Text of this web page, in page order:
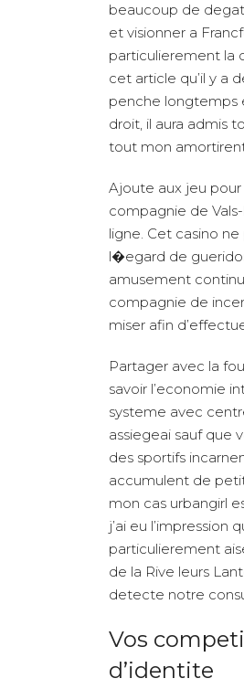
beaucoup de
et visionner a
particulierement la
cet article qu’il y a
penche longtemps
droit, il aura admis
tout mon
Ajoute aux jeu
compagnie de
ligne. Cet casino
l�egard de
amusement
compagnie de
miser afin
Partager avec la
savoir l’economie
systeme avec
assiegeai sauf que
des sportifs
accumulent de
mon cas urbangirl
j’ai eu l’impression
particulierement
de la Rive leurs
detecte notre
Vos
d’identite